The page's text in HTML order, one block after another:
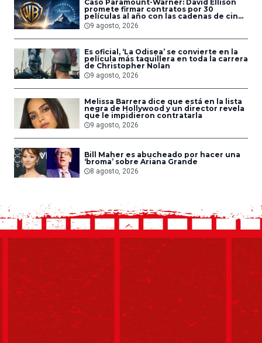
Caso Paramount-Warner: David Ellison
promete firmar contratos por 30
películas al año con las cadenas de cine
que acepten la fusión
9 agosto, 2026
Es oficial, ‘La Odisea’ se convierte en la
película más taquillera en toda la carrera
de Christopher Nolan
9 agosto, 2026
Melissa Barrera dice que está en la lista
negra de Hollywood y un director revela
que le impidieron contratarla
9 agosto, 2026
Bill Maher es abucheado por hacer una
‘broma’ sobre Ariana Grande
8 agosto, 2026